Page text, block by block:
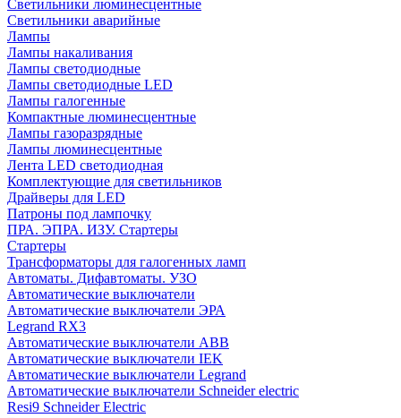
Светильники люминесцентные
Светильники аварийные
Лампы
Лампы накаливания
Лампы светодиодные
Лампы светодиодные LED
Лампы галогенные
Компактные люминесцентные
Лампы газоразрядные
Лампы люминесцентные
Лента LED светодиодная
Комплектующие для светильников
Драйверы для LED
Патроны под лампочку
ПРА. ЭПРА. ИЗУ. Стартеры
Стартеры
Трансформаторы для галогенных ламп
Автоматы. Дифавтоматы. УЗО
Автоматические выключатели
Автоматические выключатели ЭРА
Legrand RX3
Автоматические выключатели ABB
Автоматические выключатели IEK
Автоматические выключатели Legrand
Автоматические выключатели Schneider electric
Resi9 Schneider Electric